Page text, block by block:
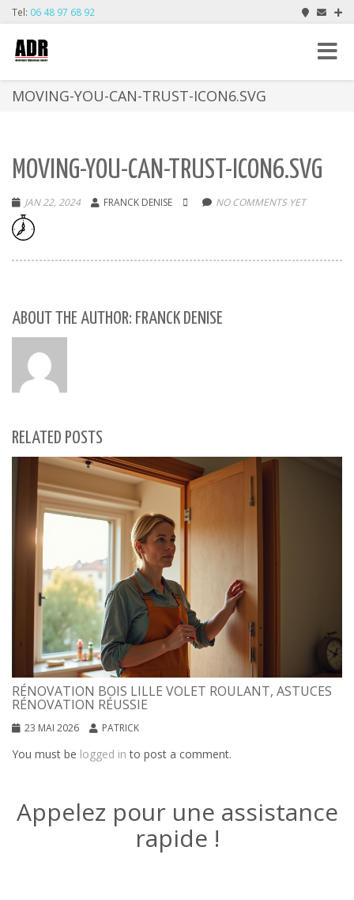
Tel: 06 48 97 68 92
Toggle
MOVING-YOU-CAN-TRUST-ICON6.SVG
MOVING-YOU-CAN-TRUST-ICON6.SVG
JAN 22, 2024 FRANCK DENISE NO COMMENTS YET
ABOUT THE AUTHOR: FRANCK DENISE
RELATED POSTS
RÉNOVATION BOIS LILLE VOLET ROULANT, ASTUCES
RÉNOVATION RÉUSSIE
23 MAI 2026 PATRICK
You must be logged in to post a comment.
Appelez pour une assistance
rapide !